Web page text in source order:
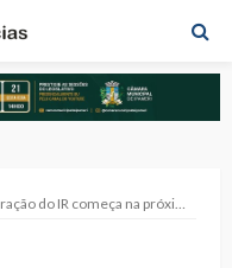
começa na próxima semana; veja regras